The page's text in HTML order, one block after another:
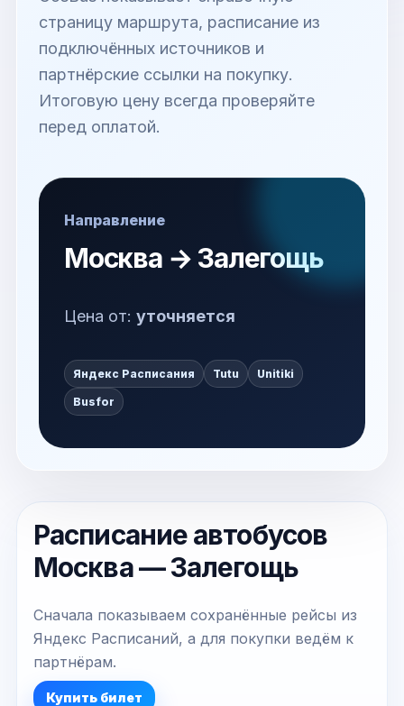
страницу маршрута, расписание из
подключённых источников и
партнёрские ссылки на покупку.
Итоговую цену всегда проверяйте
перед оплатой.
Направление
Москва → Залегощь
Цена от: уточняется
Яндекс Расписания Tutu Unitiki
Busfor
Расписание автобусов
Москва — Залегощь
Сначала показываем сохранённые рейсы из
Яндекс Расписаний, а для покупки ведём к
партнёрам.
Купить билет